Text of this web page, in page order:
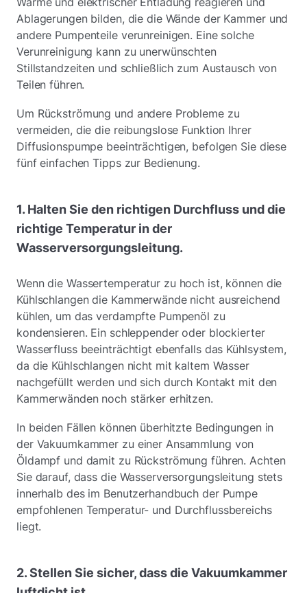
Ablagerungen bilden, die die Wände der Kammer und
andere Pumpenteile verunreinigen. Eine solche
Verunreinigung kann zu unerwünschten
Stillstandzeiten und schließlich zum Austausch von
Teilen führen.
Um Rückströmung und andere Probleme zu
vermeiden, die die reibungslose Funktion Ihrer
Diffusionspumpe beeinträchtigen, befolgen Sie diese
fünf einfachen Tipps zur Bedienung.
1. Halten Sie den richtigen Durchfluss und die
richtige Temperatur in der
Wasserversorgungsleitung.
Wenn die Wassertemperatur zu hoch ist, können die
Kühlschlangen die Kammerwände nicht ausreichend
kühlen, um das verdampfte Pumpenöl zu
kondensieren. Ein schleppender oder blockierter
Wasserfluss beeinträchtigt ebenfalls das Kühlsystem,
da die Kühlschlangen nicht mit kaltem Wasser
nachgefüllt werden und sich durch Kontakt mit den
Kammerwänden noch stärker erhitzen.
In beiden Fällen können überhitzte Bedingungen in
der Vakuumkammer zu einer Ansammlung von
Öldampf und damit zu Rückströmung führen. Achten
Sie darauf, dass die Wasserversorgungsleitung stets
innerhalb des im Benutzerhandbuch der Pumpe
empfohlenen Temperatur- und Durchflussbereichs
liegt.
2. Stellen Sie sicher, dass die Vakuumkammer